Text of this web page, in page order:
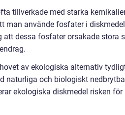
tillverkade med starka
man använde fosfater i
att dessa fosfater orsakade stora
av ekologiska alternativ
naturliga och biologiskt
ekologiska diskmedel risken